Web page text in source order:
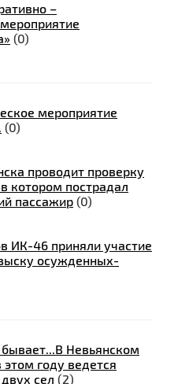
–
(0)
мероприятие
(0)
проводит проверку
котором пострадал
пассажир (0)
ИК-46 приняли участие
осужденных-
бывает...В Невьянском
году ведется
сел (2)